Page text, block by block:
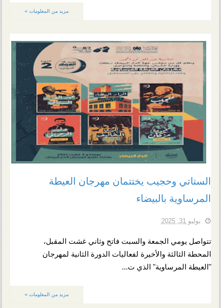
مزيد من المعلومات »
الستاتي وحجيب يختتمان مهرجان العيطة
المرساوية بالبيضاء
يوليو 31, 2025
تتواصل يومي الجمعة والسبت فاتح وثاني غشت المقبل،
المحطة الثالثة والأخيرة لفعاليات الدورة الثانية لمهرجان
"العيطة المرساوية" الذي ت...
مزيد من المعلومات »